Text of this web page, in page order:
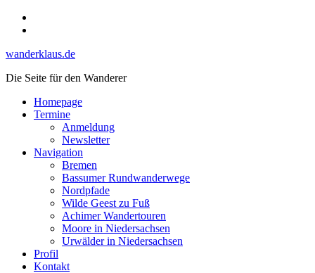
Skip
wanderklaus.de
Die Seite für den Wanderer
Homepage
Termine
Anmeldung
Newsletter
Navigation
Bremen
Bassumer Rundwanderwege
Nordpfade
Wilde Geest zu Fuß
Achimer Wandertouren
Moore in Niedersachsen
Urwälder in Niedersachsen
Profil
Kontakt